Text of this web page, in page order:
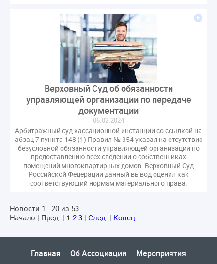
Верховный Суд об обязанности
управляющей организации по передаче
документации
06.02.2024
Арбитражный суд кассационной инстанции со ссылкой на
абзац 7 пункта 148 (1) Правил № 354 указал на отсутствие
безусловной обязанности управляющей организации по
предоставлению всех сведений о собственниках
помещений многоквартирных домов. Верховный Суд
Российской Федерации данный вывод оценил как
соответствующий нормам материального права.
Новости 1 - 20 из 53
Начало | Пред. | 1 2 3 | След. | Конец
Главная Об Ассоциации Мероприятия